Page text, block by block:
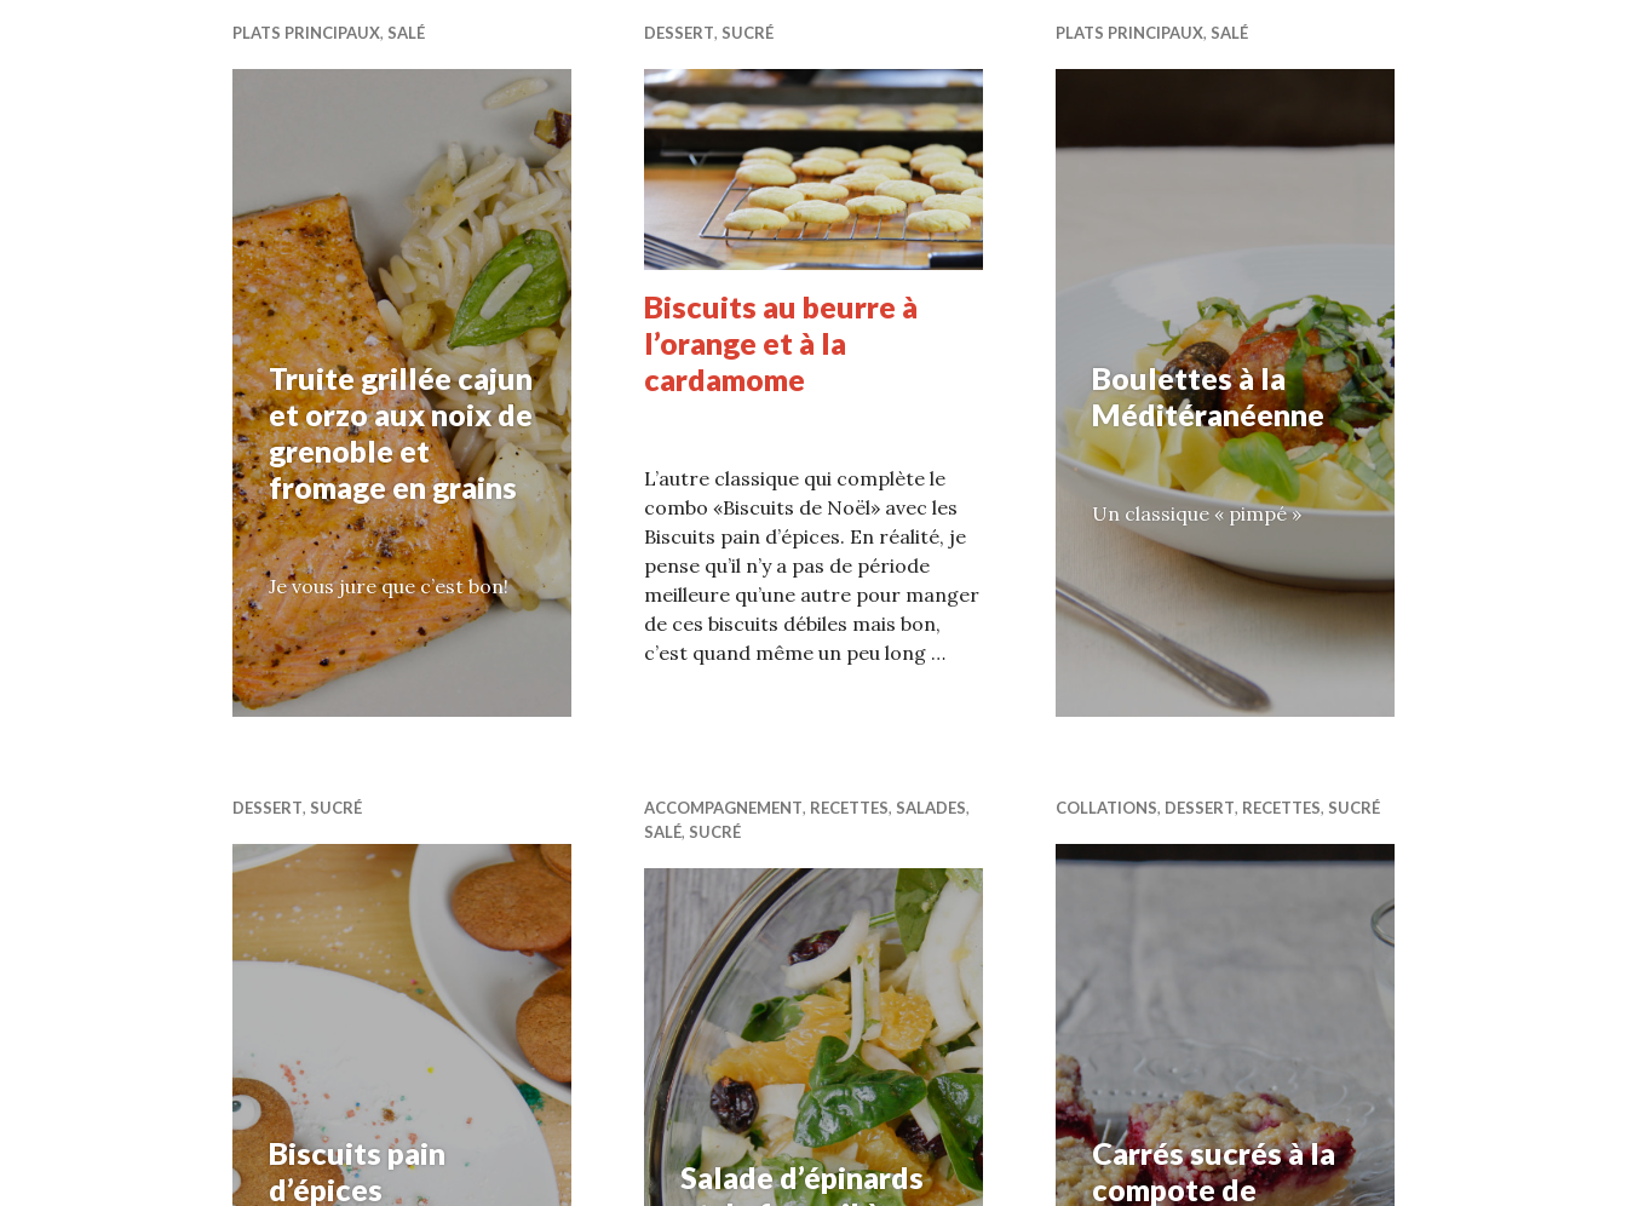
PLATS PRINCIPAUX, SALÉ
Truite grillée cajun
et orzo aux noix de
grenoble et
fromage en grains
Je vous jure que c’est bon!
DESSERT, SUCRÉ
Biscuits au beurre à
l’orange et à la
cardamome
L’autre classique qui complète le
combo «Biscuits de Noël» avec les
Biscuits pain d’épices. En réalité, je
pense qu’il n’y a pas de période
meilleure qu’une autre pour manger
de ces biscuits débiles mais bon,
c’est quand même un peu long …
PLATS PRINCIPAUX, SALÉ
Boulettes à la
Méditéranéenne
Un classique « pimpé »
DESSERT, SUCRÉ
Biscuits pain
d’épices
ACCOMPAGNEMENT, RECETTES, SALADES,
SALÉ, SUCRÉ
Salade d’épinards
COLLATIONS, DESSERT, RECETTES, SUCRÉ
Carrés sucrés à la
compote de